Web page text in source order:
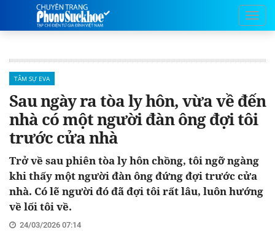
TÂM SỰ EVA
Sau ngày ra tòa ly hôn, vừa về đến
nhà có một người đàn ông đợi tôi
trước cửa nhà
Trở về sau phiên tòa ly hôn chồng, tôi ngỡ ngàng
khi thấy một người đàn ông đứng đợi trước cửa
nhà. Có lẽ người đó đã đợi tôi rất lâu, luôn hướng
về lối tôi về.
24/03/2026 07:14